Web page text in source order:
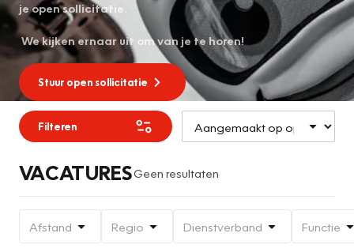
je open sollicitatie.
We kijken ernaar uit om van je te horen!
Stuur open sollicitatie
Filteren
VACATURESGeen resultaten
Afstand Regio Dienstverband Functie